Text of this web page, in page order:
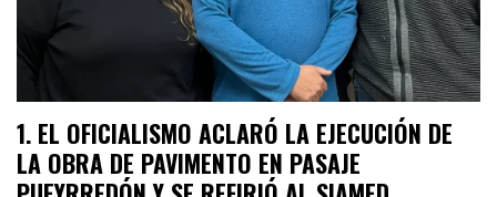
EL OFICIALISMO ACLARÓ LA EJECUCIÓN DE
LA OBRA DE PAVIMENTO EN PASAJE